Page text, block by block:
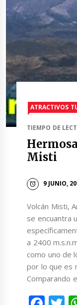
ATRACTIVOS
TIEMPO DE
Misti
9 JUNIO,
Volcán Misti,
se encuantra
a 2400
como uno de
por lo que es
Comparando